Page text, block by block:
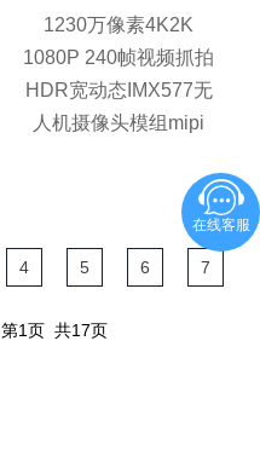
1230万像素4K2K
1080P 240帧视频抓拍
HDR宽动态IMX577无
人机摄像头模组mipi
4 5 6 7
第1页 共17页
在线客服